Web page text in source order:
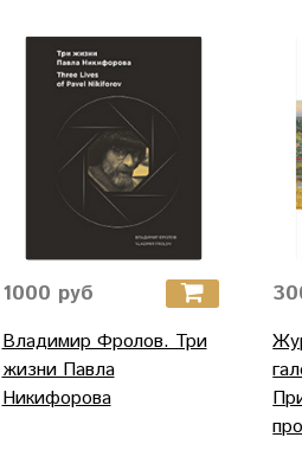
1000 руб
Владимир Фролов. Три
жизни Павла
Никифорова